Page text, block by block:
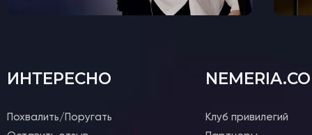
ИНТЕРЕСНО
Похвалить/Поругать
Клуб привилегий